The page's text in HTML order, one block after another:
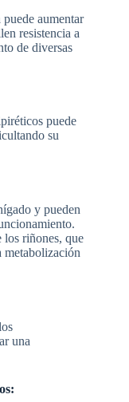
aumentar
resistencia a
de diversas
puede
su
y pueden
los riñones, que
metabolización
una